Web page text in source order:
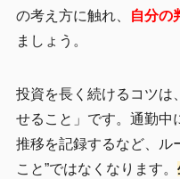
の考え方に触れ、
自分の
ましょう。
投資を長く続けるコツは
せること」です。通勤中
推移を記録するなど、ル
こと”ではなくなります。